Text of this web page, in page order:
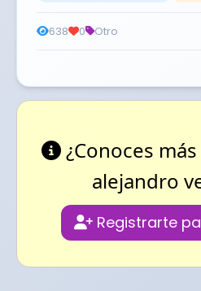
638 0 Otro
¿Conoces
alejandro
Registrarte